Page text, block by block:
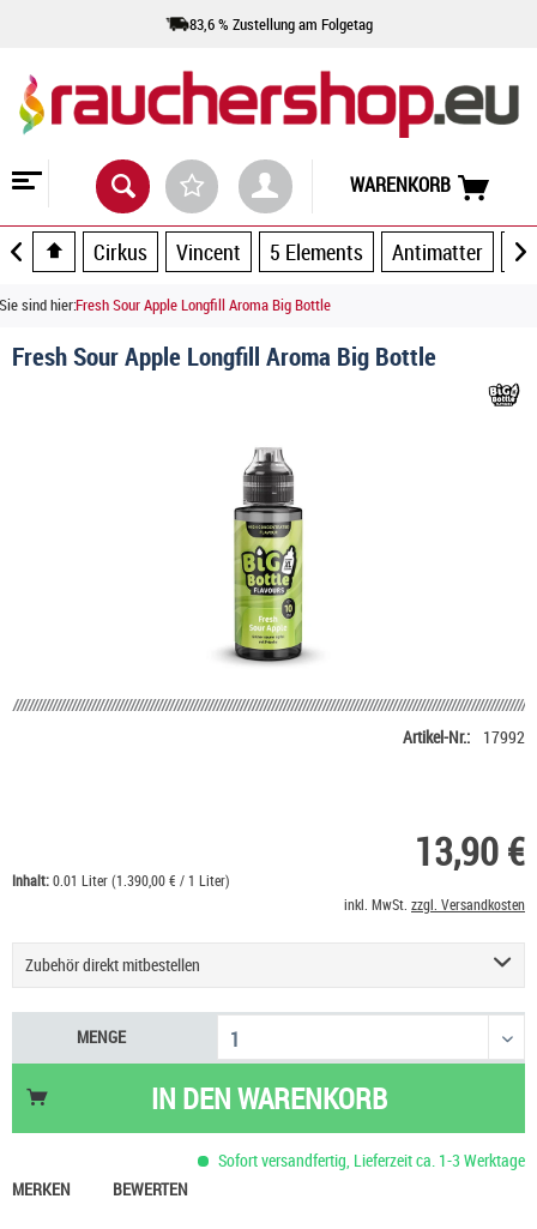
83,6 % Zustellung am Folgetag
WARENKORB
Cirkus Vincent 5 Elements Antimatter
Sie sind hier:Fresh Sour Apple Longfill Aroma Big Bottle
Fresh Sour Apple Longfill Aroma Big Bottle
Artikel-Nr.: 17992
13,90 €
Inhalt:0.01 Liter (1.390,00 € / 1 Liter)
inkl. MwSt. zzgl. Versandkosten
Zubehör direkt mitbestellen
Basis Liquid VPG (50/50) SC - 100 ml
53,90 €
Nikotin Shot 20 mg/ml UltraBio
6,50 €
Trolli Glotzer Schaumzucker Gummibonbon
53,90 €
MENGE
IN DENWARENKORB
Sofort versandfertig, Lieferzeit ca. 1-3 Werktage
MERKEN
BEWERTEN